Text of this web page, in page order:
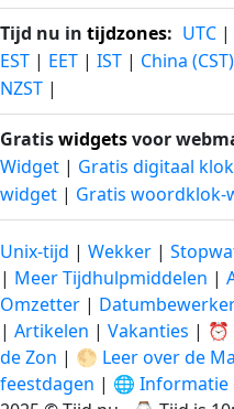
Tijd nu in tijdzones: UTC |
EST | EET | IST | China (CST)
NZST |
Gratiswidgetsvoor
Widget | Gratis digitaal
widget | Gratis woordklok-
Unix-tijd | Wekker |
| Meer Tijdhulpmiddelen |
Omzetter |
| Artikelen | Vakanties | ⏰
de Zon | 🌕 Leer over de
feestdagen | 🌐 Informatie